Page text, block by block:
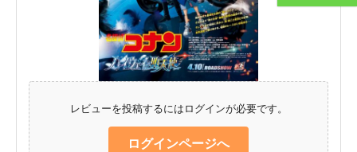
レビューを投稿するにはログインが必要です。
ログインページへ